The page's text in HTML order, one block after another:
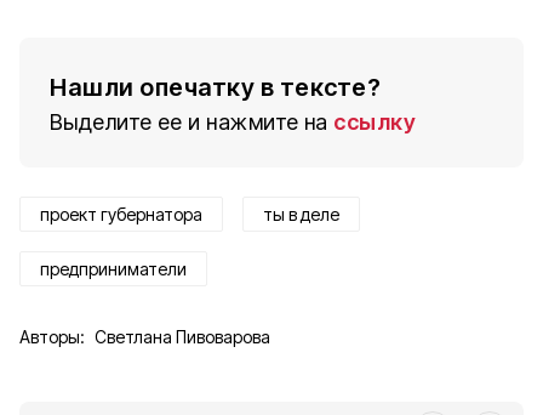
Нашли опечатку в тексте?
Выделите ее и нажмите на ссылку
проект губернатора ты в деле
предприниматели
Авторы: Светлана Пивоварова